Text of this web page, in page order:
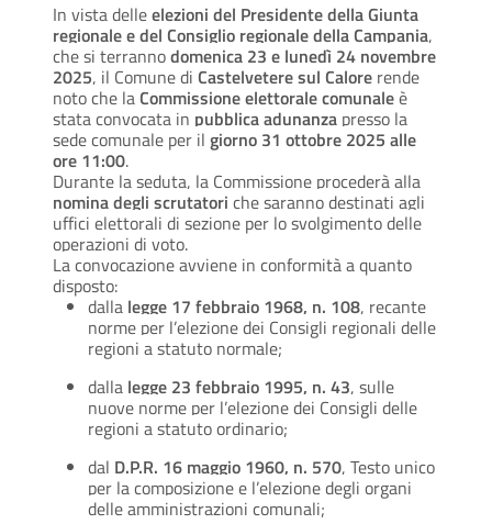
In vista delleelezioni del Presidente della Giunta
regionale e del Consiglio regionale della Campania,
che si terrannodomenica 23 e lunedì 24 novembre
2025, il Comune di Castelvetere sul Calore rende
noto che laCommissione elettorale comunaleè
stata convocata in pubblica adunanza presso la
sede comunale per il giorno 31 ottobre 2025 alle
ore 11:00.
Durante la seduta, la Commissione procederà alla
nomina degli scrutatori che saranno destinati agli
uffici elettorali di sezione per lo svolgimento delle
operazioni di voto.
La convocazione avviene in conformità a quanto
disposto:
dalla legge 17 febbraio 1968, n. 108, recante
norme per l’elezione dei Consigli regionali delle
regioni a statuto normale;
dalla legge 23 febbraio 1995, n. 43, sulle
nuove norme per l’elezione dei Consigli delle
regioni a statuto ordinario;
dal D.P.R. 16 maggio 1960, n. 570, Testo unico
per la composizione e l’elezione degli organi
delle amministrazioni comunali;